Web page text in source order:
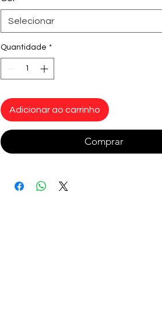
Selecionar
Quantidade *
Adicionar ao carrinho
Comprar